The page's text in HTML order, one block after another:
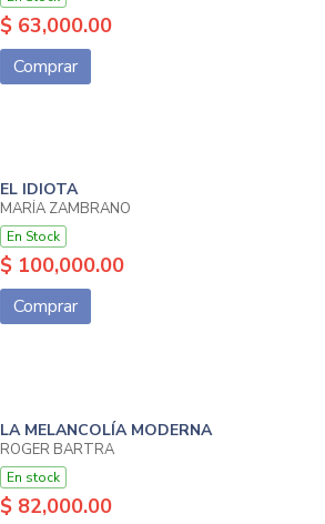
$ 63,000.00
Comprar
EL IDIOTA
MARÍA ZAMBRANO
En Stock
$ 100,000.00
Comprar
LA MELANCOLÍA MODERNA
ROGER BARTRA
En stock
$ 82,000.00